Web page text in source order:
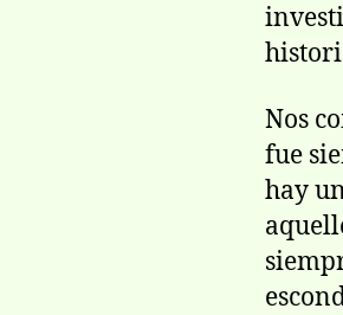
Nos
fue
hay